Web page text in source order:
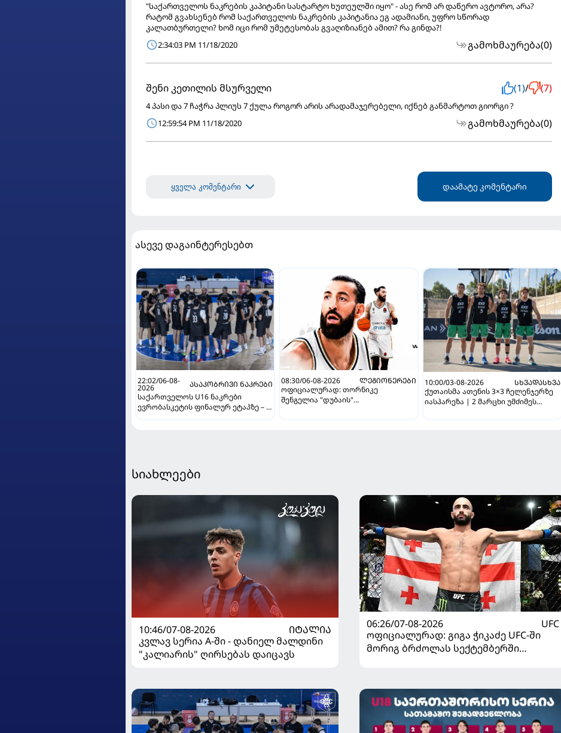
"საქართველოს ნაკრების კაპიტანი სასტარტო ხუთეულში იყო" - ასე რომ არ დაწერო ავტორო, არა?
რატომ გვახსენებ რომ საქართველოს ნაკრების კაპიტანია ეგ ადამიანი, უფრო სწორად
კალათბურთელი? ხომ იცი რომ უმეტესობას გვაღიზიანებ ამით? რა გინდა?!
2:34:03 PM 11/18/2020
გამოხმაურება(0)
შენი კეთილის მსურველი (1)/ (7)
4 პასი და 7 ჩაჭრა პლიუს 7 ქულა როგორ არის არადამაჯერებელი, იქნებ განმარტოთ გიორგი ?
12:59:54 PM 11/18/2020
გამოხმაურება(0)
ყველა კომენტარი დაამატე კომენტარი
ასევე დაგაინტერესებთ
22:02/06-08-
2026
ᲐᲡᲐᲙᲝᲑᲠᲘᲕᲘ ᲜᲐᲙᲠᲔᲑᲘ
საქართველოს U16 ნაკრები
ევრობასკეტის ფინალურ ეტაპზე – A
08:30/06-08-2026
ᲚᲔᲒᲘᲝᲜᲔᲠᲔᲑᲘ
ოფიციალურად: თორნიკე
შენგელია "დუბაის"
10:00/03-08-2026
ᲡᲮᲕᲐᲓᲐᲡᲮᲕᲐ
ქუთაისმა ათენის 3×3 ჩელენჯერზე
იასპარეზა | 2 მარცხი უმძიმეს
სიახლეები
10:46/07-08-2026
ᲘᲢᲐᲚᲘᲐ
კვლავ სერია A-ში - დანიელ მალდინი
"კალიარის" ღირსებას დაიცავს
06:26/07-08-2026
UFC
ოფიციალურად: გიგა ჭიკაძე UFC-ში
მორიგ ბრძოლას სექტემბერში